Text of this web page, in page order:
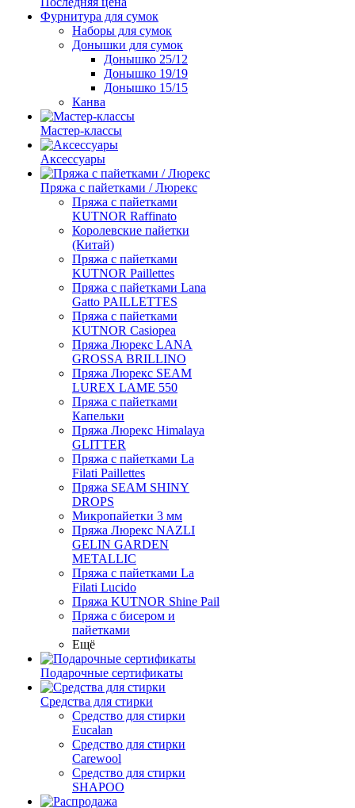
Фурнитура для сумок
Наборы для сумок
Донышки для сумок
Донышко 25/12
Донышко 19/19
Донышко 15/15
Канва
Мастер-классы
Аксессуары
Пряжа с пайетками / Люрекс
Пряжа с пайетками
KUTNOR Raffinato
Королевские пайетки
(Китай)
Пряжа с пайетками
KUTNOR Paillettes
Пряжа с пайетками Lana
Gatto PAILLETTES
Пряжа с пайетками
KUTNOR Casiopea
Пряжа Люрекс LANA
GROSSA BRILLINO
Пряжа Люрекс SEAM
LUREX LAME 550
Пряжа с пайетками
Капельки
Пряжа Люрекс Himalaya
GLITTER
Пряжа с пайетками La
Filati Paillettes
Пряжа SEAM SHINY
DROPS
Микропайетки 3 мм
Пряжа Люрекс NAZLI
GELIN GARDEN
METALLIC
Пряжа с пайетками La
Filati Lucido
Пряжа KUTNOR Shine Pail
Пряжа с бисером и
пайетками
Ещё
Подарочные сертификаты
Средства для стирки
Средство для стирки
Eucalan
Средство для стирки
Carewool
Средство для стирки
SHAPOO